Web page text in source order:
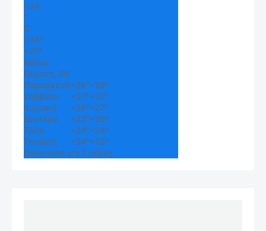
+34
°
C
+34°
+27°
Αθήνα
Πέμπτη, 06
Παρασκευή+36°+29°
Σάββατο
+37°+31°
Κυριακή
+36°+27°
Δευτέρα
+33°+26°
Τρίτη
+34°+24°
Τετάρτη
+34°+23°
Πρόγνωση για 7 μέρες